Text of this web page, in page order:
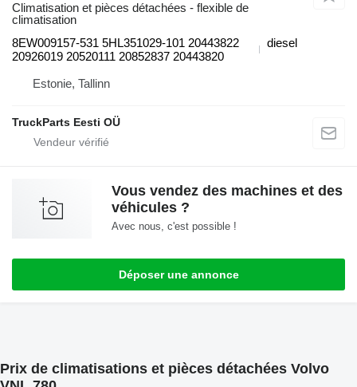
Climatisation et pièces détachées - flexible de
climatisation
8EW009157-531 5HL351029-101 20443822
20926019 20520111 20852837 20443820
diesel
Estonie, Tallinn
TruckParts Eesti OÜ
Vous vendez des machines et des
véhicules ?
Avec nous, c'est possible !
Déposer une annonce
Prix de climatisations et pièces détachées Volvo